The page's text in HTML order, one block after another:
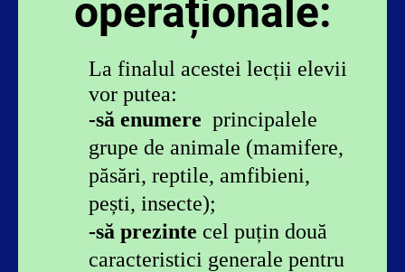
operaționale:
La finalul acestei lecții elevii
vor putea:
-să enumere principalele
grupe de animale (mamifere,
păsări, reptile, amfibieni,
pești, insecte);
-să prezinte cel puțin două
caracteristici generale pentru